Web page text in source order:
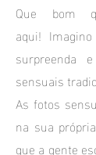
Que bom
aqui!
surpreenda
sensuais
As fotos
na sua
que a gente